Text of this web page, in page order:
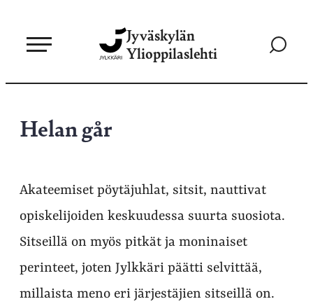
sisältöön
Jyväskylän
Ylioppilaslehti
Siirry
Helan går
Akateemiset pöytäjuhlat, sitsit, nauttivat
opiskelijoiden keskuudessa suurta suosiota.
Sitseillä on myös pitkät ja moninaiset
perinteet, joten Jylkkäri päätti selvittää,
millaista meno eri järjestäjien sitseillä on.